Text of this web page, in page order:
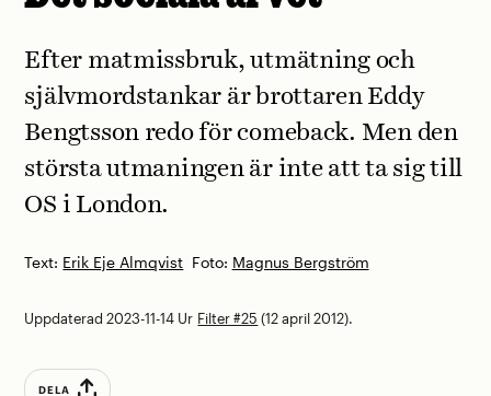
Text: Erik Eje Almqvist Foto: Magnus Bergström
Efter matmissbruk, utmätning och
självmordstankar är brottaren Eddy
Bengtsson redo för comeback. Men den
största utmaningen är inte att ta sig till
OS i London.
Uppdaterad 2023-11-14 Ur Filter #25 (12 april 2012).
DELA